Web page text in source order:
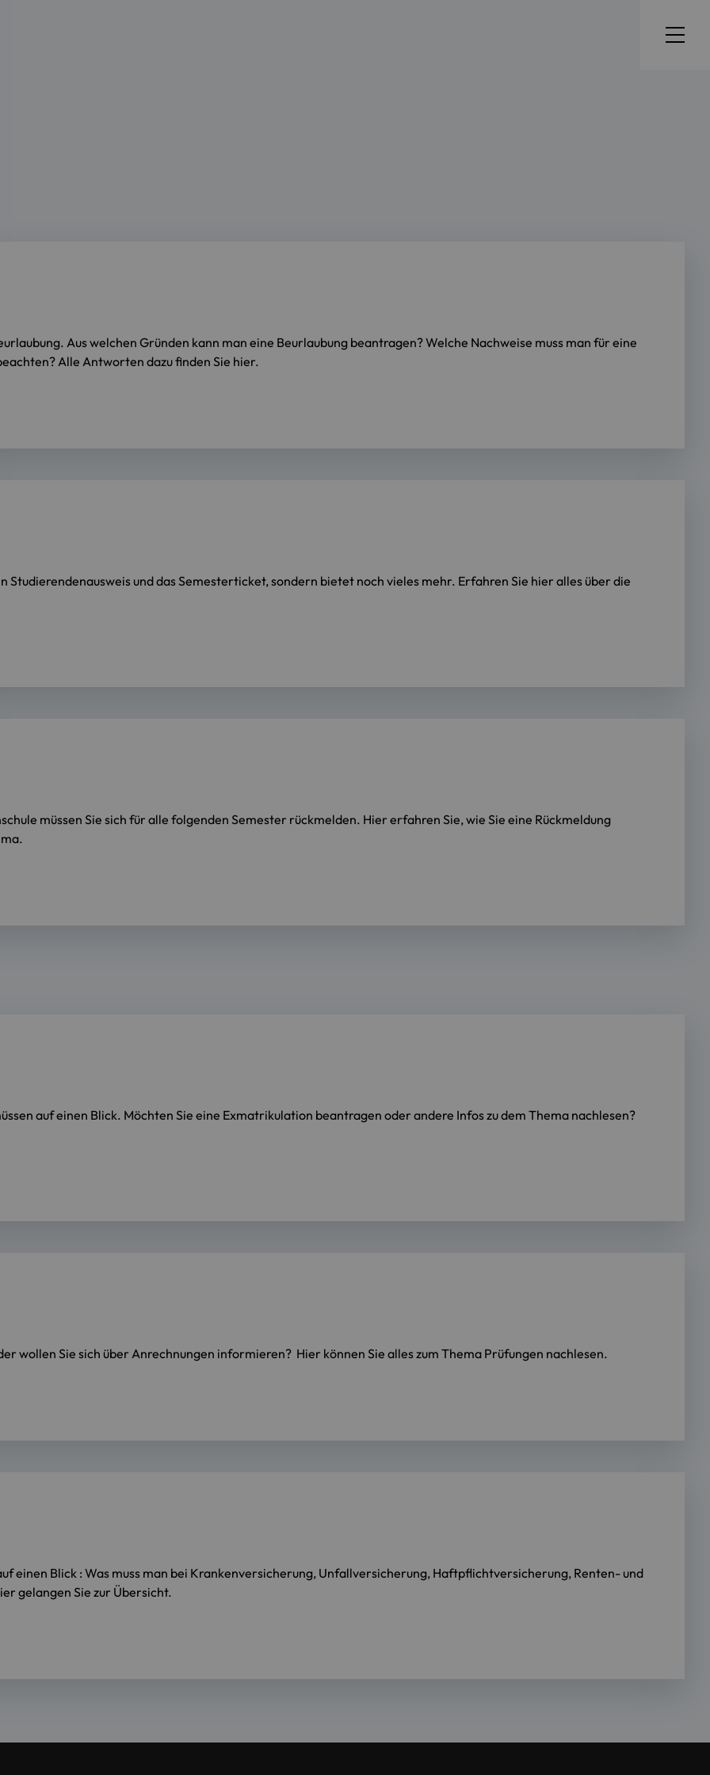
Aus welchen Gründen kann man eine Beurlaubung beantragen? Welche Nachweise muss man für eine
Alle Antworten dazu finden Sie hier.
Studierendenausweis und das Semesterticket, sondern bietet noch vieles mehr. Erfahren Sie hier alles über die
müssen Sie sich für alle folgenden Semester rückmelden. Hier erfahren Sie, wie Sie eine Rückmeldung
auf einen Blick. Möchten Sie eine Exmatrikulation beantragen oder andere Infos zu dem Thema nachlesen?
wollen Sie sich über Anrechnungen informieren? Hier können Sie alles zum Thema Prüfungen nachlesen.
einen Blick : Was muss man bei Krankenversicherung, Unfallversicherung, Haftpflichtversicherung, Renten- und
gelangen Sie zur Übersicht.